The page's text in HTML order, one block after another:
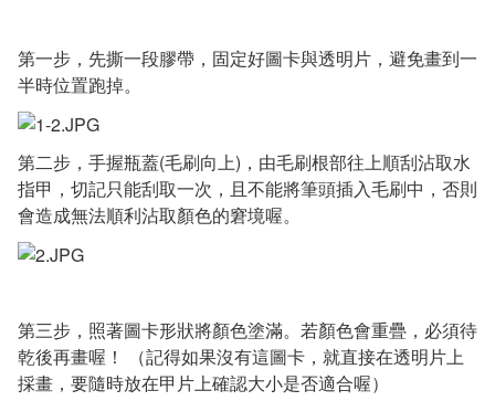
第一步，先撕一段膠帶，固定好圖卡與透明片，避免畫到一
半時位置跑掉。
第二步，手握瓶蓋(毛刷向上)，由毛刷根部往上順刮沾取水
指甲，切記只能刮取一次，且不能將筆頭插入毛刷中，否則
會造成無法順利沾取顏色的窘境喔。
第三步，照著圖卡形狀將顏色塗滿。若顏色會重疊，必須待
乾後再畫喔！ （記得如果沒有這圖卡，就直接在透明片上
採畫，要隨時放在甲片上確認大小是否適合喔）